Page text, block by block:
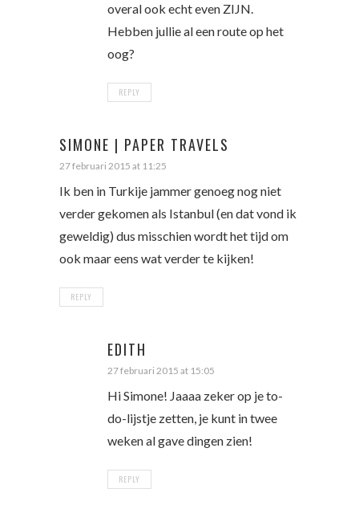
overal ook echt even ZIJN.
Hebben jullie al een route op het
oog?
REPLY
SIMONE | PAPER TRAVELS
27 februari 2015 at 11:25
Ik ben in Turkije jammer genoeg nog niet
verder gekomen als Istanbul (en dat vond ik
geweldig) dus misschien wordt het tijd om
ook maar eens wat verder te kijken!
REPLY
EDITH
27 februari 2015 at 15:05
Hi Simone! Jaaaa zeker op je to-
do-lijstje zetten, je kunt in twee
weken al gave dingen zien!
REPLY